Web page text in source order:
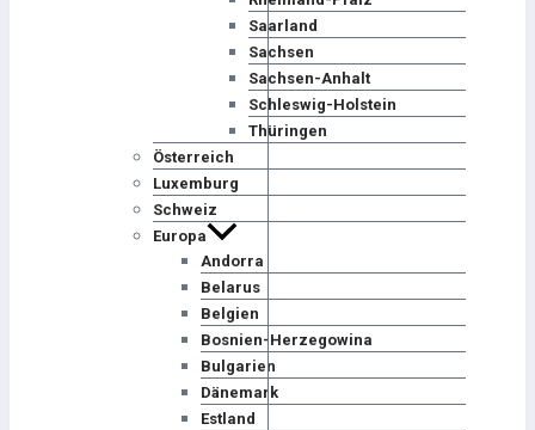
Saarland
Sachsen
Sachsen-Anhalt
Schleswig-Holstein
Thüringen
Österreich
Luxemburg
Schweiz
Europa
Andorra
Belarus
Belgien
Bosnien-Herzegowina
Bulgarien
Dänemark
Estland